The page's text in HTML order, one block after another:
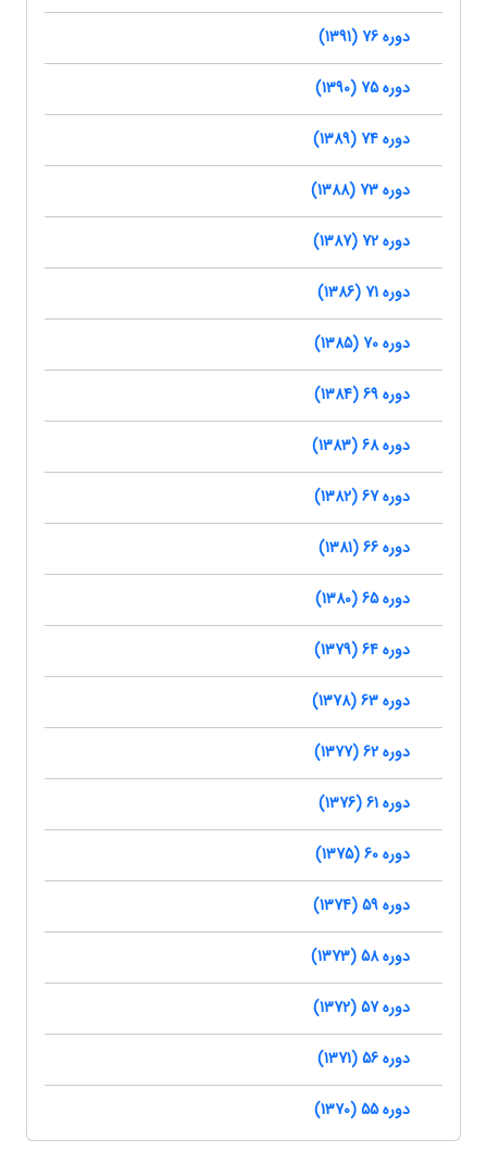
دوره 76 (1391)
دوره 75 (1390)
دوره 74 (1389)
دوره 73 (1388)
دوره 72 (1387)
دوره 71 (1386)
دوره 70 (1385)
دوره 69 (1384)
دوره 68 (1383)
دوره 67 (1382)
دوره 66 (1381)
دوره 65 (1380)
دوره 64 (1379)
دوره 63 (1378)
دوره 62 (1377)
دوره 61 (1376)
دوره 60 (1375)
دوره 59 (1374)
دوره 58 (1373)
دوره 57 (1372)
دوره 56 (1371)
دوره 55 (1370)